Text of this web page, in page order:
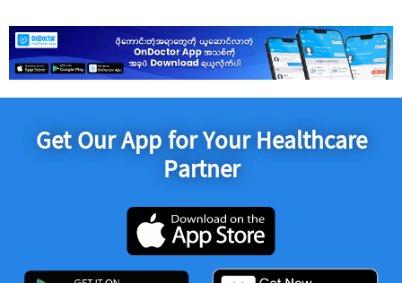
Get Our App for Your Healthcare
Partner